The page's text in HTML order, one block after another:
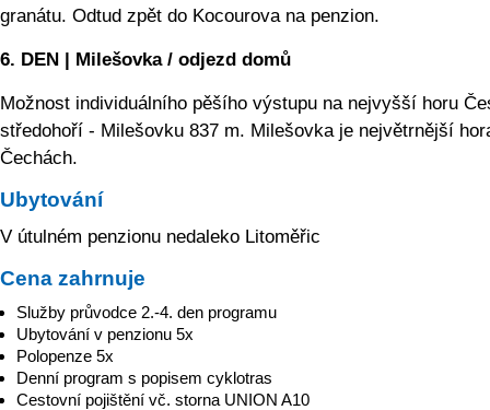
granátu. Odtud zpět do Kocourova na penzion.
6. DEN | Milešovka / odjezd domů
Možnost individuálního pěšího výstupu na nejvyšší horu
středohoří - Milešovku 837 m. Milešovka je největrnější
Čechách.
Ubytování
V útulném penzionu nedaleko Litoměřic
Cena zahrnuje
Služby průvodce 2.-4. den programu
Ubytování v penzionu 5x
Polopenze 5x
Denní program s popisem cyklotras
Cestovní pojištění vč. storna UNION A10